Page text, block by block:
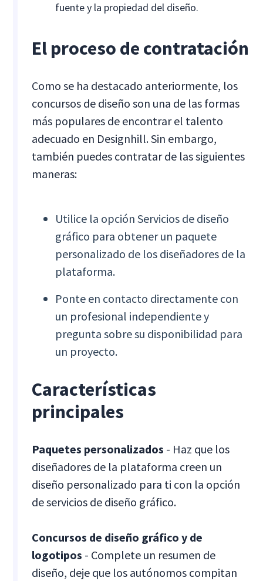
fuente y la propiedad del diseño.
El proceso de contratación
Como se ha destacado anteriormente, los
concursos de diseño son una de las formas
más populares de encontrar el talento
adecuado en Designhill. Sin embargo,
también puedes contratar de las siguientes
maneras:
Utilice la opción Servicios de diseño
gráfico para obtener un paquete
personalizado de los diseñadores de la
plataforma.
Ponte en contacto directamente con
un profesional independiente y
pregunta sobre su disponibilidad para
un proyecto.
Características
principales
Paquetes personalizados - Haz que los
diseñadores de la plataforma creen un
diseño personalizado para ti con la opción
de servicios de diseño gráfico.
Concursos de diseño gráfico y de
logotipos - Complete un resumen de
diseño, deje que los autónomos compitan